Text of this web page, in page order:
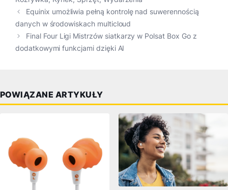
Equinix umożliwia pełną kontrolę nad suwerennością
danych w środowiskach multicloud
Final Four Ligi Mistrzów siatkarzy w Polsat Box Go z
dodatkowymi funkcjami dzięki AI
POWIĄZANE ARTYKUŁY